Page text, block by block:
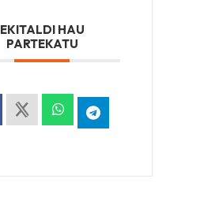
EKITALDI HAU
PARTEKATU